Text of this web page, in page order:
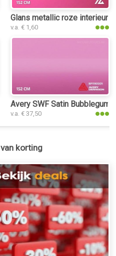
Glans metallic roze
v.a. € 1,60
interieurfolie
Avery SWF Satin Bubblegum
v.a. € 37,50
korting